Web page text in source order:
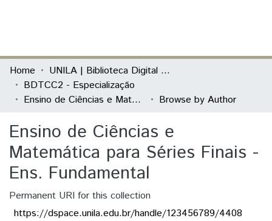
Communities & Collections
All of DSpace
Home
UNILA | Biblioteca Digital de Trabalhos de Conclusão de Curso
BDTCC2 - Especialização
Ensino de Ciências e Matemática para Séries Finais - Ens. Fundamental
Browse by Author
Ensino de Ciências e
Matemática para Séries Finais -
Ens. Fundamental
Permanent URI for this collection
https://dspace.unila.edu.br/handle/123456789/4408